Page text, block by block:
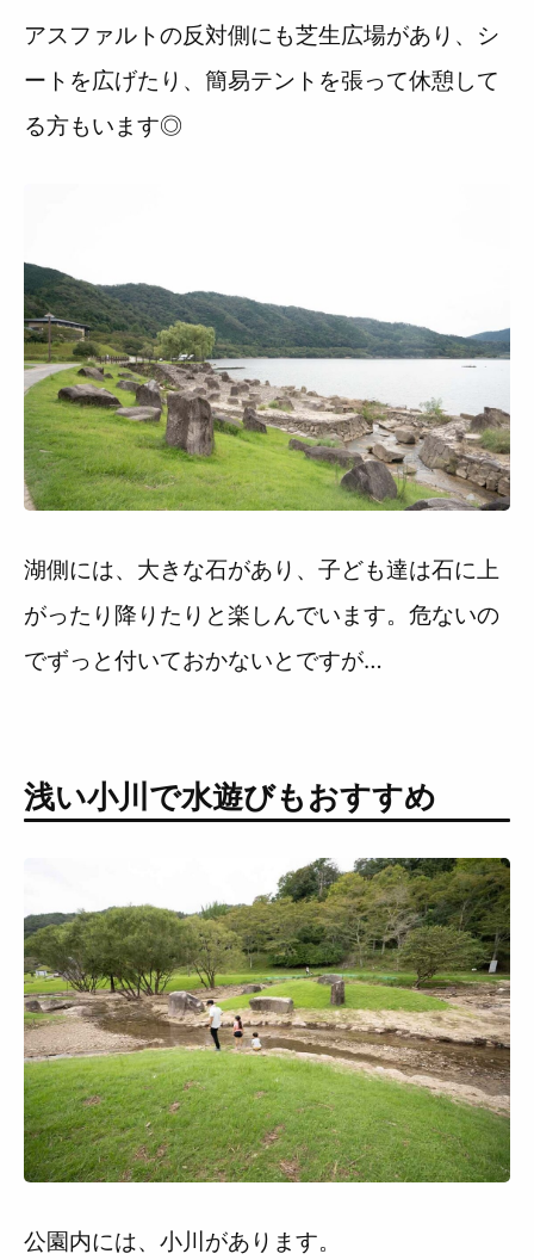
アスファルトの反対側にも芝生広場があり、シ
ートを広げたり、簡易テントを張って休憩して
る方もいます◎
湖側には、大きな石があり、子ども達は石に上
がったり降りたりと楽しんでいます。危ないの
でずっと付いておかないとですが…
浅い小川で水遊びもおすすめ
公園内には、小川があります。